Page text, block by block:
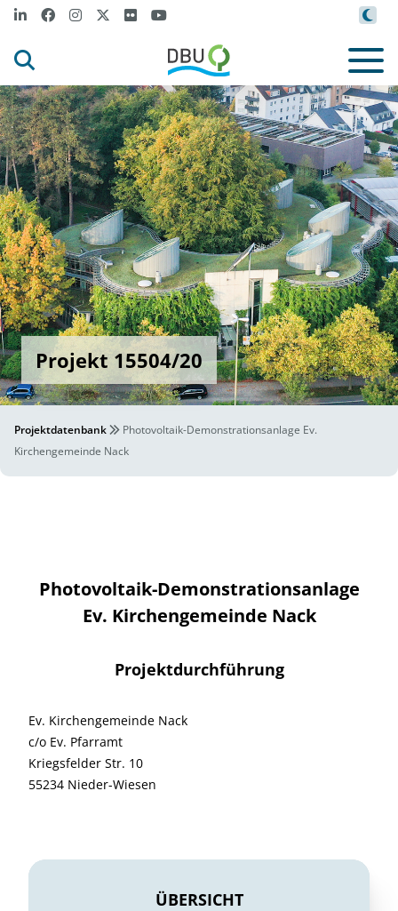
Projekt 15504/20
Projektdatenbank
Photovoltaik-Demonstrationsanlage Ev.
Kirchengemeinde Nack
Photovoltaik-Demonstrationsanlage
Ev. Kirchengemeinde Nack
Projektdurchführung
Ev. Kirchengemeinde Nack
c/o Ev. Pfarramt
Kriegsfelder Str. 10
55234 Nieder-Wiesen
ÜBERSICHT